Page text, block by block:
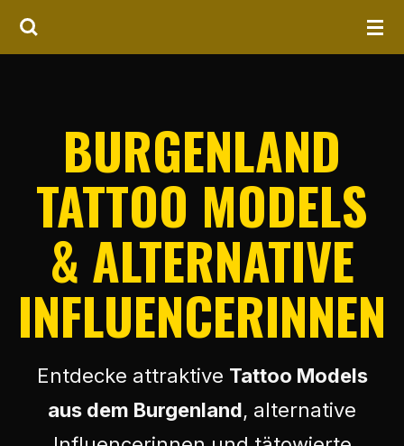
Zum
Hauptinhalt
BURGENLAND
TATTOO MODELS
& ALTERNATIVE
INFLUENCERINNEN
Entdecke attraktive Tattoo Models
aus dem Burgenland, alternative